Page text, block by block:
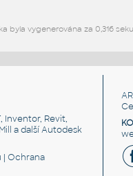
byla vygenerována za 0,316
Inventor, Revit,
a další Autodesk
|Ochrana